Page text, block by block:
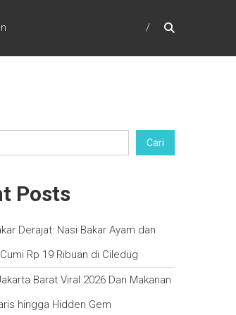
Cari
Posts
Derajat: Nasi Bakar Ayam dan
Rp 19 Ribuan di Ciledug
Barat Viral 2026 Dari Makanan
hingga Hidden Gem